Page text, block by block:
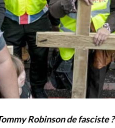
Robinson de fasciste ?